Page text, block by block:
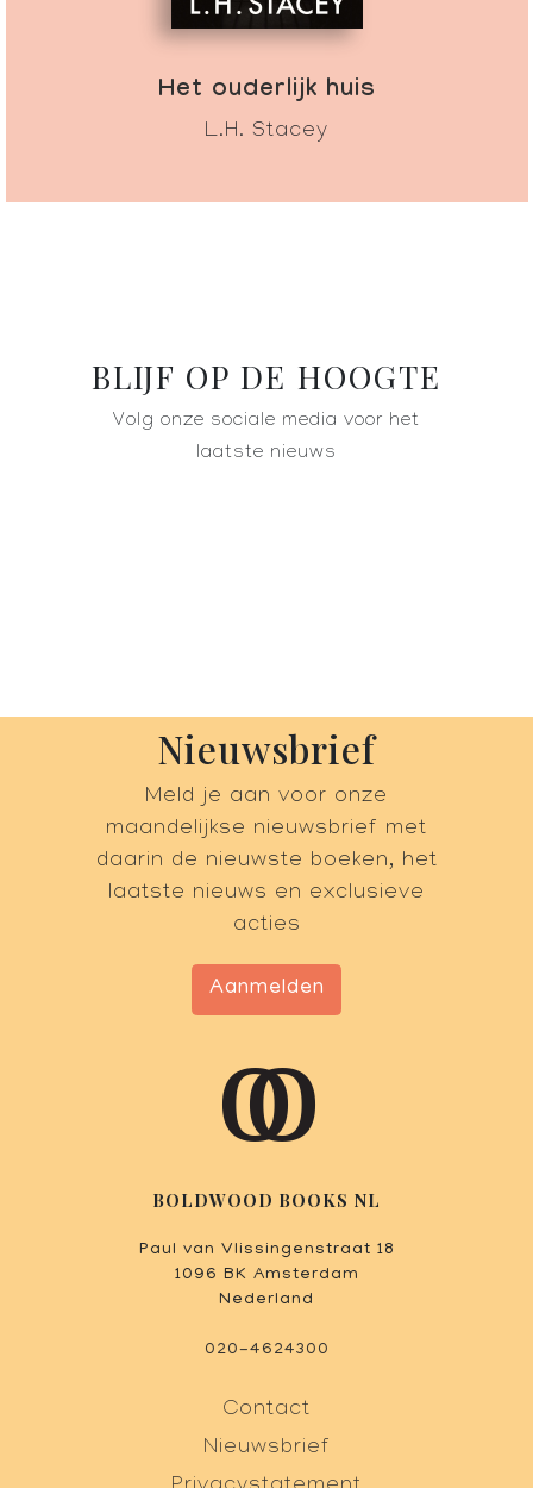
Het ouderlijk huis
L.H. Stacey
BLIJF OP DE HOOGTE
Volg onze sociale media voor het
laatste nieuws
Nieuwsbrief
Meld je aan voor onze
maandelijkse nieuwsbrief met
daarin de nieuwste boeken, het
laatste nieuws en exclusieve
acties
Aanmelden
BOLDWOOD BOOKS NL
Paul van Vlissingenstraat 18
1096 BK Amsterdam
Nederland
020-4624300
Contact
Nieuwsbrief